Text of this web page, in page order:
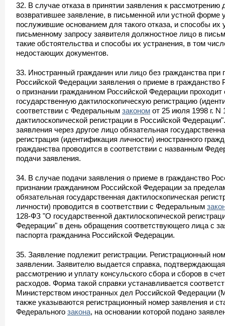
32. В случае отказа в принятии заявления к рассмотрению
возвратившее заявление, в письменной или устной форме
послужившие основанием для такого отказа, и способы их
письменному запросу заявителя должностное лицо в
такие обстоятельства и способы их устранения, в том
недостающих документов.
33. Иностранный гражданин или лицо без гражданства при
Российской Федерации заявления о приеме в гражданство
о признании гражданином Российской Федерации
государственную дактилоскопическую регистрацию
соответствии с Федеральным законом от 25 июля 1998 г.
дактилоскопической регистрации в Российской
заявления через другое лицо обязательная
регистрация (идентификация личности) иностранного
гражданства проводится в соответствии с названным
подачи заявления.
34. В случае подачи заявления о приеме в гражданство
признании гражданином Российской Федерации за
обязательная государственная дактилоскопическая
личности) проводится в соответствии с Федеральным
128-ФЗ "О государственной дактилоскопической
Федерации" в день обращения соответствующего лица с
паспорта гражданина Российской Федерации.
35. Заявление подлежит регистрации. Регистрационный
заявлении. Заявителю выдается справка,
рассмотрению и уплату консульского сбора и сборов в
расходов. Форма такой справки устанавливается
Министерством иностранных дел Российской Федерации
также указываются регистрационный номер заявления и
Федерального закона, на основании которой подано